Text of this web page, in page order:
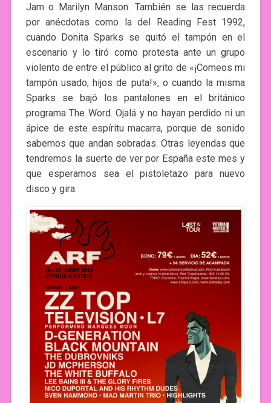
Jam o Marilyn Manson. También se las recuerda
por anécdotas como la del Reading Fest 1992,
cuando Donita Sparks se quitó el tampón en el
escenario y lo tiró como protesta ante un grupo
violento de entre el público al grito de «¡Comeos mi
tampón usado, hijos de puta!», o cuando la misma
Sparks se bajó los pantalones en el británico
programa The Word. Ojalá y no hayan perdido ni un
ápice de este espíritu macarra, porque de sonido
sabemos que andan sobradas. Otras leyendas que
tendremos la suerte de ver por España este mes y
que esperamos sea el pistoletazo para nuevo
disco y gira.